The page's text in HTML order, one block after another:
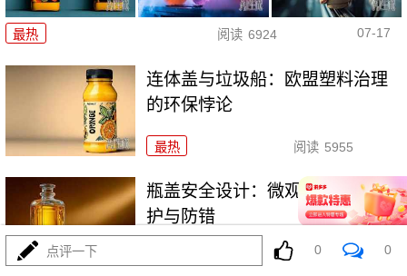
最热 阅读 6924 07-17
连体盖与垃圾船：欧盟塑料治理
的环保悖论
最热 阅读 5955
瓶盖安全设计：微观细节中的守
护与防错
阅读 4599
点评一下 0 0